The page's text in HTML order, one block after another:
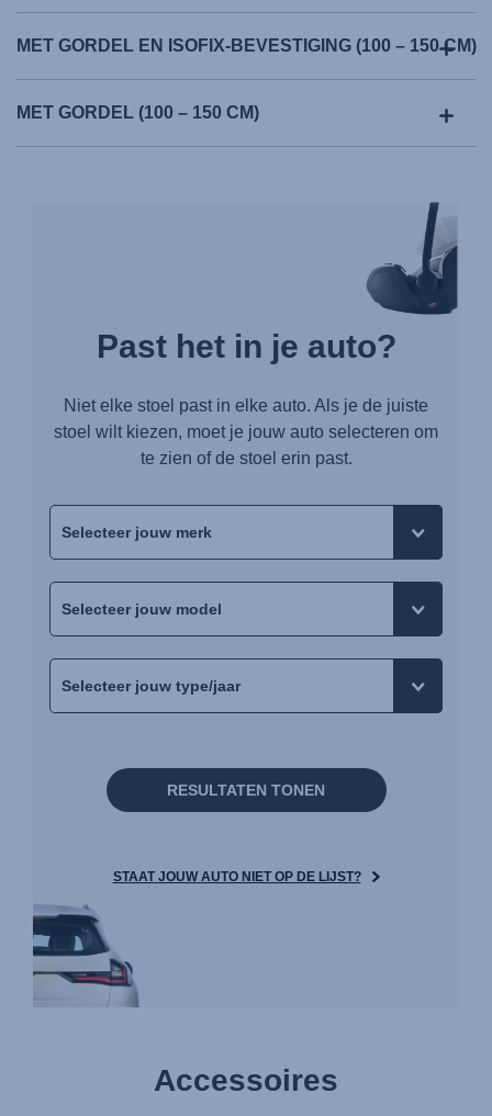
MET GORDEL EN ISOFIX-BEVESTIGING (100 – 150 CM)
MET GORDEL (100 – 150 CM)
Past het in je auto?
Niet elke stoel past in elke auto. Als je de juiste
stoel wilt kiezen, moet je jouw auto selecteren om
te zien of de stoel erin past.
RESULTATEN TONEN
STAAT JOUW AUTO NIET OP DE LIJST?
Accessoires